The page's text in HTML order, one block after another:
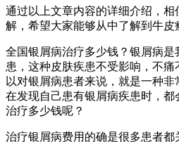
通过以上文章内容的详细介绍，相
解，希望大家能够从中了解到牛皮
全国银屑病治疗多少钱？银屑病
患，这种皮肤疾患不受影响，不
以对银屑病患者来说，就是一种
在发现自己患有银屑病疾患时，
治疗多少钱呢？
治疗银屑病费用的确是很多患者